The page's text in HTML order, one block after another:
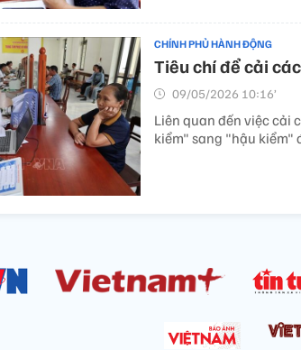
CHÍNH PHỦ HÀNH ĐỘNG
Tiêu chí để cải
09/05/2026 10:16’
Liên quan đến việc cải
kiểm" sang "hậu kiểm"